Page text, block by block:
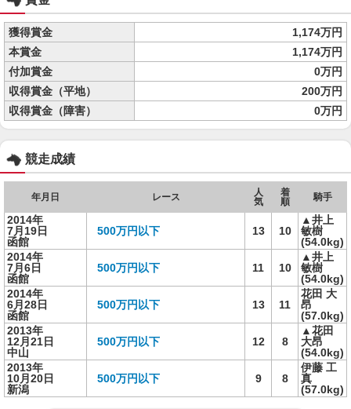
獲得賞金
1,174万円
本賞金
1,174万円
付加賞金
0万円
収得賞金（平地）
200万円
収得賞金（障害）
0万円
競走成績
年月日 レース
人
気
着
順
騎手
2014年
7月19日
函館
500万円以下 13 10
▲井上
敏樹
(54.0kg)
2014年
7月6日
函館
500万円以下 11 10
▲井上
敏樹
(54.0kg)
2014年
6月28日
函館
500万円以下 13 11
花田 大
昂
(57.0kg)
2013年
12月21日
中山
500万円以下 12 8
▲花田
大昂
(54.0kg)
2013年
10月20日
新潟
500万円以下 9 8
伊藤 工
真
(57.0kg)